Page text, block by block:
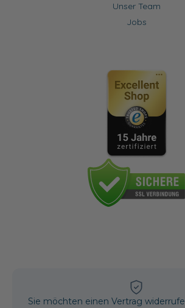
Unser Team
Jobs
Sie möchten einen Vertrag